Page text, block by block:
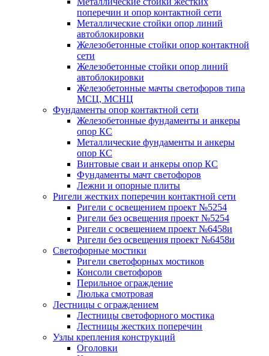
поперечин и опор контактной сети
Металлические стойки опор линий
автоблокировки
Железобетонные стойки опор контактной
сети
Железобетонные стойки опор линий
автоблокировки
Железобетонные мачты светофоров типа
МСЦ, МСНЦ
Фундаменты опор контактной сети
Железобетонные фундаменты и анкеры
опор КС
Металлические фундаменты и анкеры
опор КС
Винтовые сваи и анкеры опор КС
Фундаменты мачт светофоров
Лежни и опорные плиты
Ригели жестких поперечин контактной сети
Ригели с освещением проект №5254
Ригели без освещения проект №5254
Ригели с освещением проект №6458и
Ригели без освещения проект №6458и
Светофорные мостики
Ригели светофорных мостиков
Консоли светофоров
Перильное ограждение
Люлька смотровая
Лестницы с ограждением
Лестницы светофорного мостика
Лестницы жестких поперечин
Узлы крепления конструкций
Оголовки